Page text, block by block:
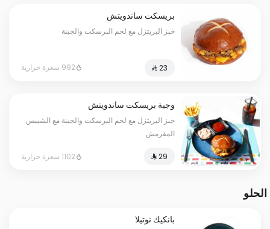
بريسكت ساندويتش
خبز البريتزل مع لحم البرسكت والجبنة
992 سعرة حرارية
وجبة بريسكت ساندويتش
خبز البريتزل مع لحم البرسكت والجبنة مع الشيبس
المقرمش
1102 سعرة حرارية
الحلو
بانكيك نوتيلا